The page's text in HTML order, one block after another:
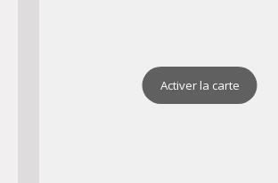
Activer la carte